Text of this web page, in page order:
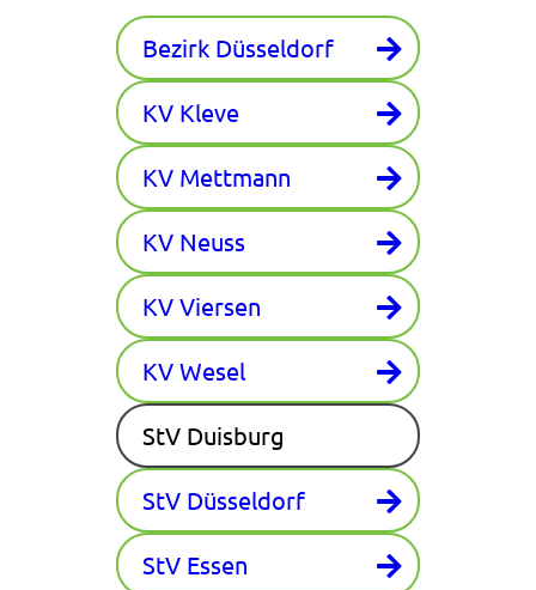
Bezirk Düsseldorf
KV Kleve
KV Mettmann
KV Neuss
KV Viersen
KV Wesel
StV Duisburg
StV Düsseldorf
StV Essen